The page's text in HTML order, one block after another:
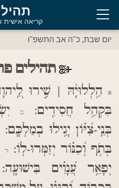
קריאה אישית
יום שבת, כ"ה אב התשפ"ו
תהילים
א
הַ֥לְלוּיָ֨הּ | שִׁ֣ירוּ
בִּקְהַ֥ל חֲסִידִֽים:
ב
בְּנֵֽי-צִ֝יּ֗וֹן יָגִ֥ילוּ בְמַלְכָּֽם:
בְּתֹ֥ף וְ֝כִנּ֗וֹר יְזַמְּרוּ-לֽוֹ:ד
יְפָאֵ֥ר עֲ֝נָוִ֗ים